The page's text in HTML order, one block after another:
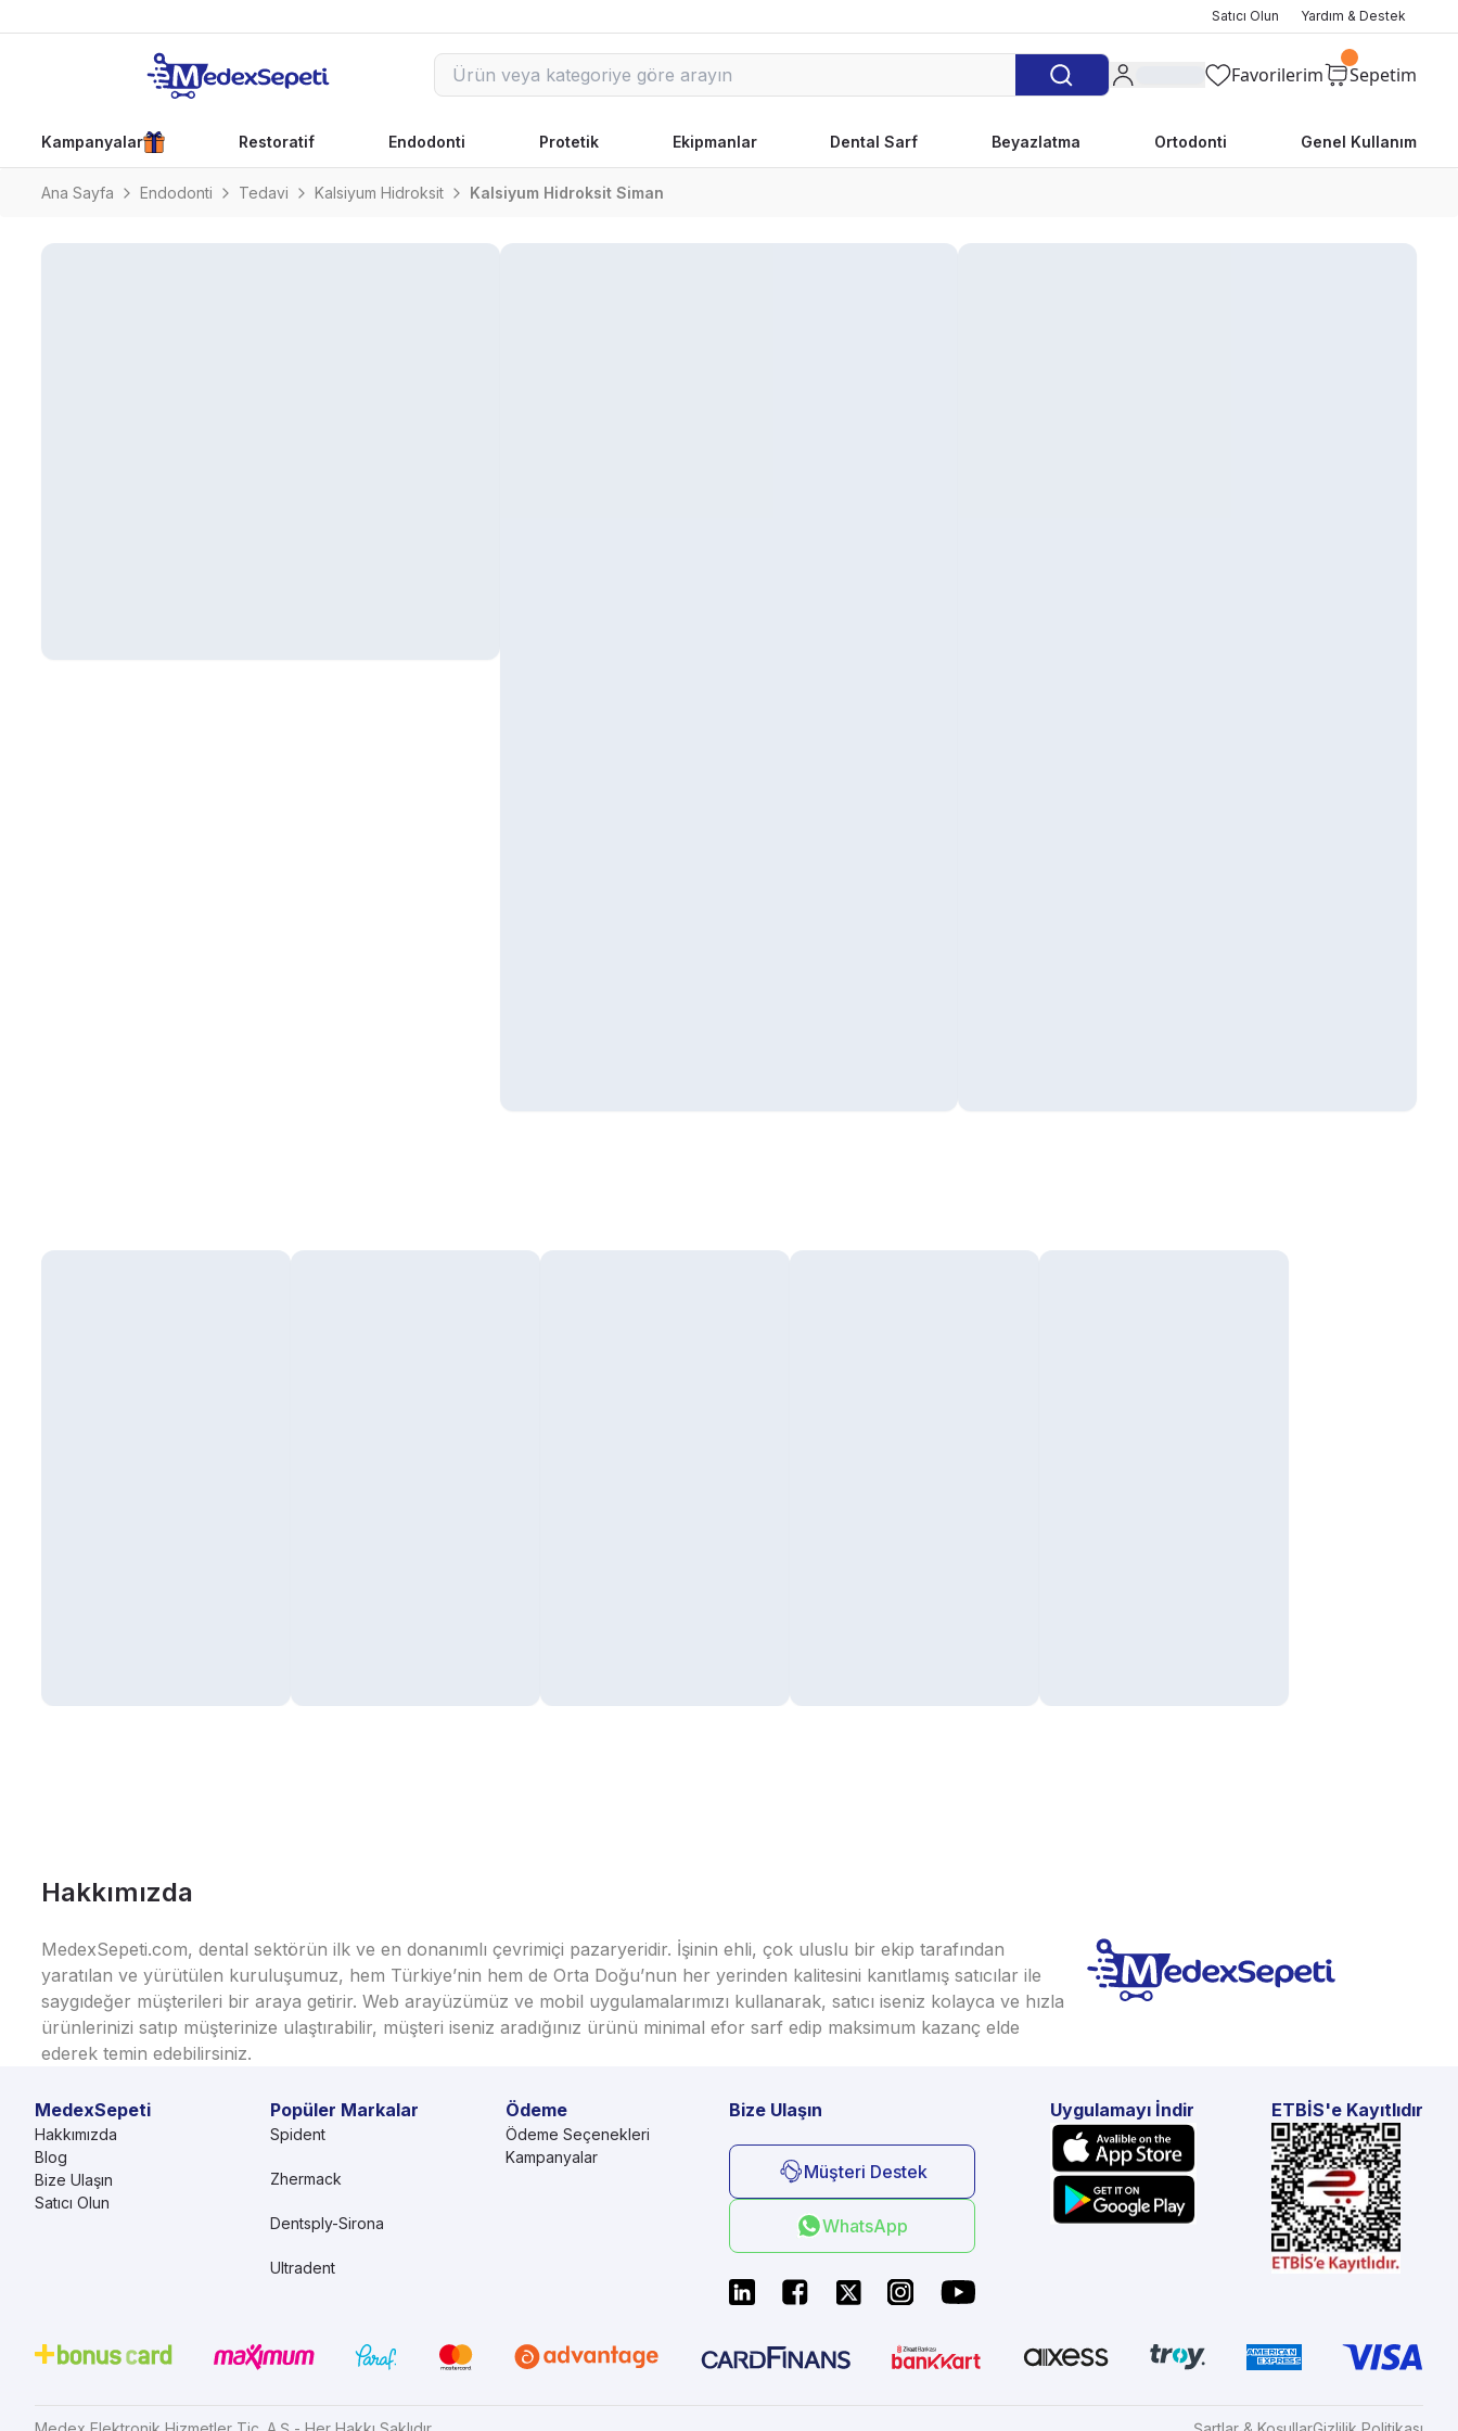
Satıcı Olun Yardım & Destek
Favorilerim Sepetim
Kampanyalar Restoratif Endodonti Protetik Ekipmanlar Dental Sarf Beyazlatma Ortodonti Genel Kullanım
Ana Sayfa Endodonti Tedavi Kalsiyum Hidroksit Kalsiyum Hidroksit Siman
Hakkımızda
MedexSepeti.com, dental sektörün ilk ve en donanımlı çevrimiçi pazaryeridir. İşinin ehli, çok uluslu bir ekip tarafından
yaratılan ve yürütülen kuruluşumuz, hem Türkiye’nin hem de Orta Doğu’nun her yerinden kalitesini kanıtlamış satıcılar ile
saygıdeğer müşterileri bir araya getirir. Web arayüzümüz ve mobil uygulamalarımızı kullanarak, satıcı iseniz kolayca ve hızla
ürünlerinizi satıp müşterinize ulaştırabilir, müşteri iseniz aradığınız ürünü minimal efor sarf edip maksimum kazanç elde
ederek temin edebilirsiniz.
MedexSepeti
Hakkımızda
Blog
Bize Ulaşın
Satıcı Olun
Ödeme
Ödeme Seçenekleri
Kampanyalar
Popüler Markalar
Spident
Zhermack
Dentsply-Sirona
Ultradent
Bize Ulaşın
Müşteri Destek
WhatsApp
Uygulamayı İndir ETBİS'e Kayıtlıdır